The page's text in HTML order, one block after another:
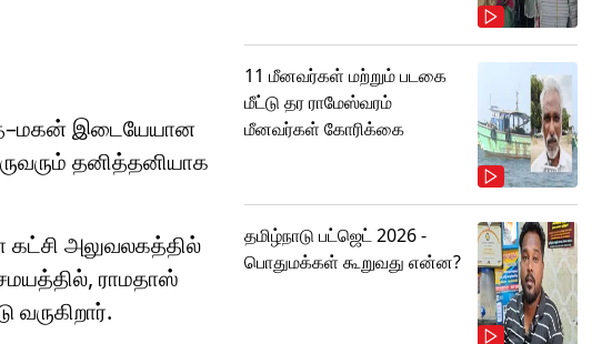
இடையேயான
தனித்தனியாக
அலுவலகத்தில்
ராமதாஸ்
11 மீனவர்கள் மற்றும் படகை
மீட்டு தர ராமேஸ்வரம்
மீனவர்கள் கோரிக்கை
தமிழ்நாடு பட்ஜெட் 2026 -
பொதுமக்கள் கூறுவது என்ன?